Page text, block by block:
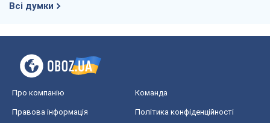
Всі думки
Про компанію Команда
Правова інформація Політика конфіденційності